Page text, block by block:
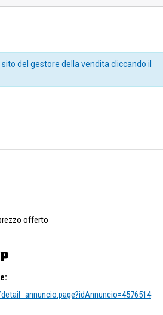
del gestore della vendita cliccando il
offerto